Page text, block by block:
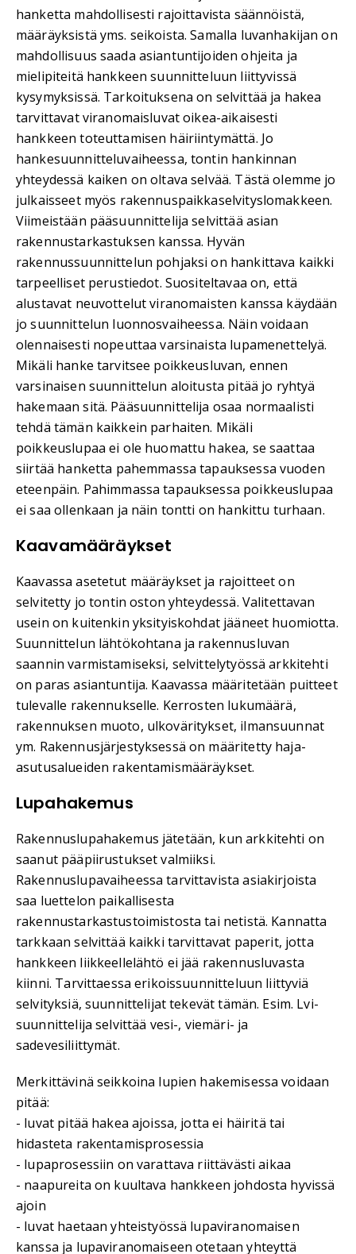
hanketta mahdollisesti rajoittavista säännöistä,
määräyksistä yms. seikoista. Samalla luvanhakijan on
mahdollisuus saada asiantuntijoiden ohjeita ja
mielipiteitä hankkeen suunnitteluun liittyvissä
kysymyksissä. Tarkoituksena on selvittää ja hakea
tarvittavat viranomaisluvat oikea-aikaisesti
hankkeen toteuttamisen häiriintymättä. Jo
hankesuunnitteluvaiheessa, tontin hankinnan
yhteydessä kaiken on oltava selvää. Tästä olemme jo
julkaisseet myös rakennuspaikkaselvityslomakkeen.
Viimeistään pääsuunnittelija selvittää asian
rakennustarkastuksen kanssa. Hyvän
rakennussuunnittelun pohjaksi on hankittava kaikki
tarpeelliset perustiedot. Suositeltavaa on, että
alustavat neuvottelut viranomaisten kanssa käydään
jo suunnittelun luonnosvaiheessa. Näin voidaan
olennaisesti nopeuttaa varsinaista lupamenettelyä.
Mikäli hanke tarvitsee poikkeusluvan, ennen
varsinaisen suunnittelun aloitusta pitää jo ryhtyä
hakemaan sitä. Pääsuunnittelija osaa normaalisti
tehdä tämän kaikkein parhaiten. Mikäli
poikkeuslupaa ei ole huomattu hakea, se saattaa
siirtää hanketta pahemmassa tapauksessa vuoden
eteenpäin. Pahimmassa tapauksessa poikkeuslupaa
ei saa ollenkaan ja näin tontti on hankittu turhaan.
Kaavamääräykset
Kaavassa asetetut määräykset ja rajoitteet on
selvitetty jo tontin oston yhteydessä. Valitettavan
usein on kuitenkin yksityiskohdat jääneet huomiotta.
Suunnittelun lähtökohtana ja rakennusluvan
saannin varmistamiseksi, selvittelytyössä arkkitehti
on paras asiantuntija. Kaavassa määritetään puitteet
tulevalle rakennukselle. Kerrosten lukumäärä,
rakennuksen muoto, ulkoväritykset, ilmansuunnat
ym. Rakennusjärjestyksessä on määritetty haja-
asutusalueiden rakentamismääräykset.
Lupahakemus
Rakennuslupahakemus jätetään, kun arkkitehti on
saanut pääpiirustukset valmiiksi.
Rakennuslupavaiheessa tarvittavista asiakirjoista
saa luettelon paikallisesta
rakennustarkastustoimistosta tai netistä. Kannatta
tarkkaan selvittää kaikki tarvittavat paperit, jotta
hankkeen liikkeellelähtö ei jää rakennusluvasta
kiinni. Tarvittaessa erikoissuunnitteluun liittyviä
selvityksiä, suunnittelijat tekevät tämän. Esim. Lvi-
suunnittelija selvittää vesi-, viemäri- ja
sadevesiliittymät.
Merkittävinä seikkoina lupien hakemisessa voidaan
pitää:
- luvat pitää hakea ajoissa, jotta ei häiritä tai
hidasteta rakentamisprosessia
- lupaprosessiin on varattava riittävästi aikaa
- naapureita on kuultava hankkeen johdosta hyvissä
ajoin
- luvat haetaan yhteistyössä lupaviranomaisen
kanssa ja lupaviranomaiseen otetaan yhteyttä